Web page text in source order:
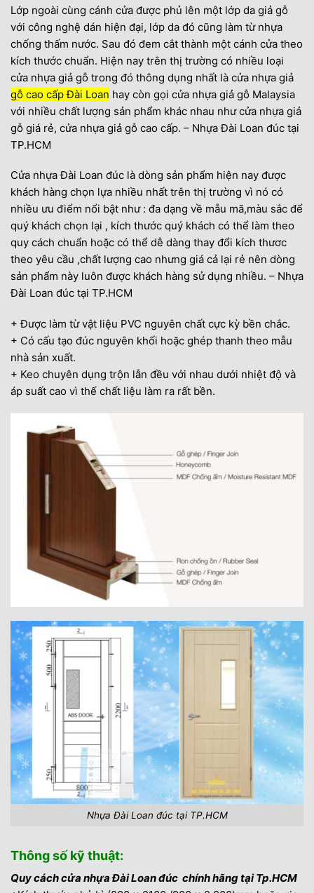
5.7. SHOWROOM 2: 602 Kinh Dương Vương,
P.An Lạc, Q.Tân Bình
5.8. SHOWROOM 3: 731 Lê Hồng Phong,
P.Phước Long, Tp. Nha Trang
5.9. SHOWROOM 4: 205 Đỗ Xuân Hợp, P.
Phước Long B, TP. THủ Đức
Lớp ngoài cùng cánh cửa được phủ lên một lớp da giả gỗ
với công nghệ dán hiện đại, lớp da đó cũng làm từ nhựa
chống thấm nước. Sau đó đem cắt thành một cánh cửa theo
kích thước chuẩn. Hiện nay trên thị trường có nhiều loại
cửa nhựa giả gỗ trong đó thông dụng nhất là cửa nhựa giả
gỗ cao cấp Đài Loan hay còn gọi cửa nhựa giả gỗ Malaysia
với nhiều chất lượng sản phẩm khác nhau như cửa nhựa giả
gỗ giá rẻ, cửa nhựa giả gỗ cao cấp. – Nhựa Đài Loan đúc tại
TP.HCM
Cửa nhựa Đài Loan đúc là dòng sản phẩm hiện nay được
khách hàng chọn lựa nhiều nhất trên thị trường vì nó có
nhiều ưu điểm nổi bật như : đa dạng về mẫu mã,màu sắc để
quý khách chọn lại , kích thước quý khách có thể làm theo
quy cách chuẩn hoặc có thể dễ dàng thay đổi kích thươc
theo yêu cầu ,chất lượng cao nhưng giá cả lại rẻ nên dòng
sản phẩm này luôn được khách hàng sử dụng nhiều. – Nhựa
Đài Loan đúc tại TP.HCM
+ Được làm từ vật liệu PVC nguyên chất cực kỳ bền chắc.
+ Có cấu tạo đúc nguyên khối hoặc ghép thanh theo mẫu
nhà sản xuất.
+ Keo chuyên dụng trộn lẫn đều với nhau dưới nhiệt độ và
áp suất cao vì thế chất liệu làm ra rất bền.
Nhựa Đài Loan đúc tại TP.HCM
Thông số kỹ thuật:
Quy cách cửa nhựa Đài Loan đúc chính hãng tại Tp.HCM